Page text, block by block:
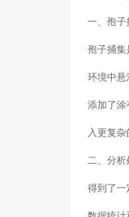
一、孢
孢子捕集
环境中悬
添加了涂
入更复
二、分
得到了一